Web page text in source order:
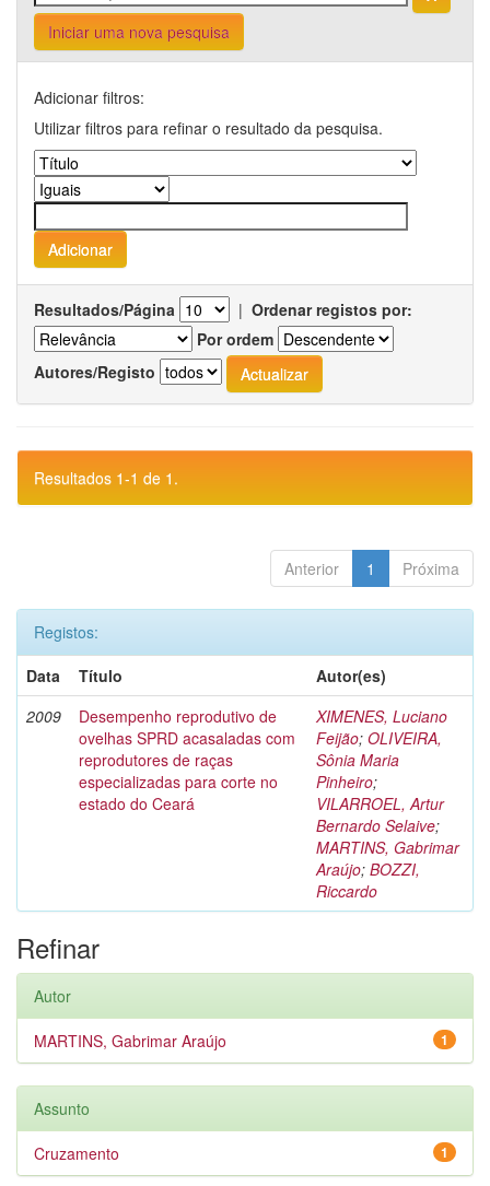
Iniciar uma nova pesquisa
Adicionar filtros:
Utilizar filtros para refinar o resultado da pesquisa.
Resultados/Página | Ordenar registos por:
Por ordem
Autores/Registo
Resultados 1-1 de 1.
Anterior 1 Próxima
Registos:
Data
Título
Autor(es)
2009
Desempenho reprodutivo de
ovelhas SPRD acasaladas com
reprodutores de raças
especializadas para corte no
estado do Ceará
XIMENES, Luciano
Feijão; OLIVEIRA,
Sônia Maria
Pinheiro;
VILARROEL, Artur
Bernardo Selaive;
MARTINS, Gabrimar
Araújo; BOZZI,
Riccardo
Refinar
Autor
1
MARTINS, Gabrimar Araújo
Assunto
1
Cruzamento